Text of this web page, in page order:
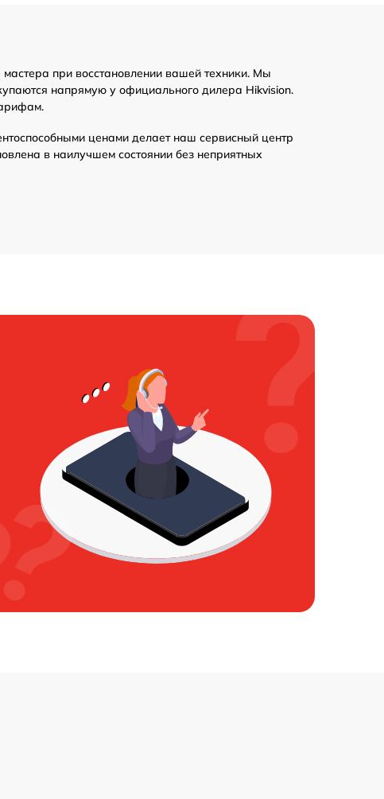
при восстановлении вашей техники. Мы
напрямую у официального дилера Hikvision.
ценами делает наш сервисный центр
в наилучшем состоянии без неприятных